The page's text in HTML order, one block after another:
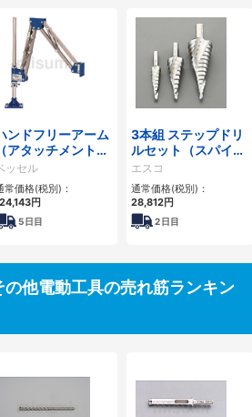
ンドフリーアーム
（アタッチメント交
式本体）
ッセル
常価格(税別)：
円
5日目
3本組 ステップドリ
ルセット（スパイラ
ル） EA825SB-140
エスコ
通常価格(税別)：
28,812円
2日目
他電動工具の売れ筋ランキン